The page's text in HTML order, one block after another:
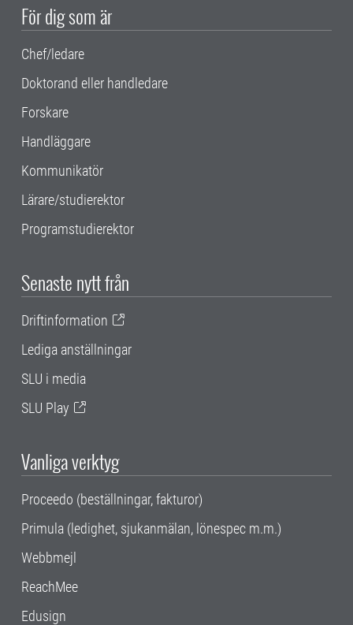
För dig som är
Chef/ledare
Doktorand eller handledare
Forskare
Handläggare
Kommunikatör
Lärare/studierektor
Programstudierektor
Senaste nytt från
Driftinformation
Lediga anställningar
SLU i media
SLU Play
Vanliga verktyg
Proceedo (beställningar, fakturor)
Primula (ledighet, sjukanmälan, lönespec m.m.)
Webbmejl
ReachMee
Edusign